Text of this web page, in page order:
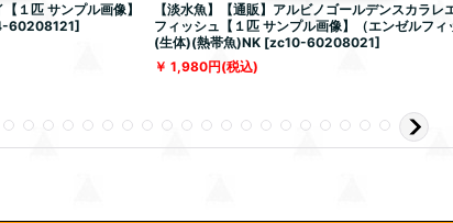
１匹 サンプル画像】
60208121]
【淡水魚】【通販】アルビノゴールデンスカラレ
フィッシュ【１匹 サンプル画像】（エンゼルフィ
(生体)(熱帯魚)NK [zc10-60208021]
1,980円(税込)